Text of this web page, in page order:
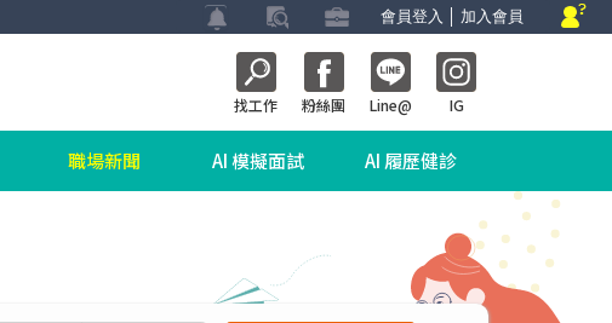
會員登入 加入會員
找工作 粉絲團 Line@ IG
職場新聞 AI 模擬面試 AI 履歷健診